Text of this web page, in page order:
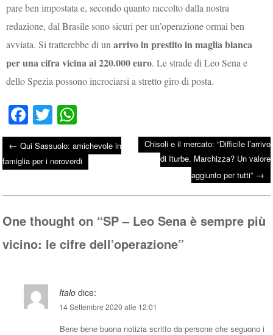
pare ben impostata e, secondo quanto raccolto dalla nostra
redazione, dal Brasile sono sicuri per un’operazione ormai ben
avviata. Si tratterebbe di unarrivo in prestito in maglia bianca
per una cifra vicina ai 220.000 euro. Le strade di Leo Sena e
dello Spezia possono incrociarsi a stretto giro di posta.
Fa
ce
bo
ok
T
wi
tte
r
ha
ts
A
pp
Post navigation
← Qui Sassuolo: amichevole in
famiglia per i neroverdi
Chisoli e il mercato: “Difficile l’arrivo
di Iturbe. Marchizza? Un valore
aggiunto per tutti” →
One thought on “SP – Leo Sena è sempre più
vicino: le cifre dell’operazione”
Italo dice:
14 Settembre 2020 alle 12:01
Bene bene buona notizia scritto da persone che seguono i